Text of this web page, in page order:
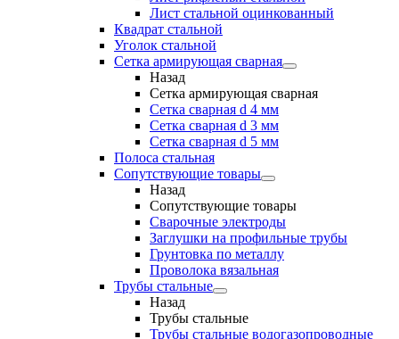
Лист стальной оцинкованный
Квадрат стальной
Уголок стальной
Сетка армирующая сварная
Назад
Сетка армирующая сварная
Сетка сварная d 4 мм
Сетка сварная d 3 мм
Сетка сварная d 5 мм
Полоса стальная
Сопутствующие товары
Назад
Сопутствующие товары
Сварочные электроды
Заглушки на профильные трубы
Грунтовка по металлу
Проволока вязальная
Трубы стальные
Назад
Трубы стальные
Трубы стальные водогазопроводные